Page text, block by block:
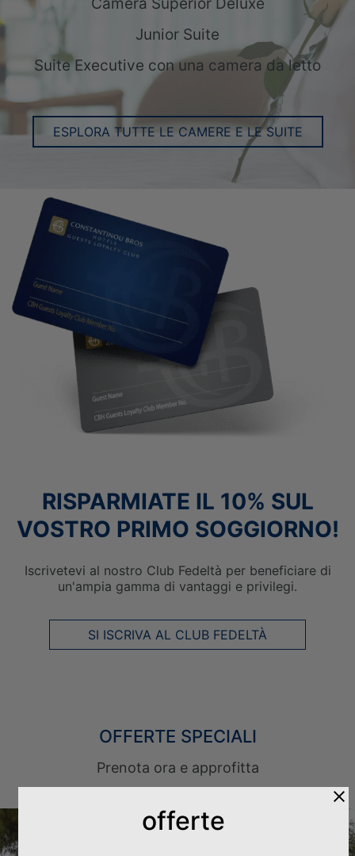
Junior Suite
Suite Executive con una camera da letto
ESPLORA TUTTE LE CAMERE E LE SUITE
RISPARMIATE IL 10% SUL
VOSTRO PRIMO SOGGIORNO!
Iscrivetevi al nostro Club Fedeltà per beneficiare di
un'ampia gamma di vantaggi e privilegi.
SI ISCRIVA AL CLUB FEDELTÀ
OFFERTE SPECIALI
Prenota ora e approfitta
offerte